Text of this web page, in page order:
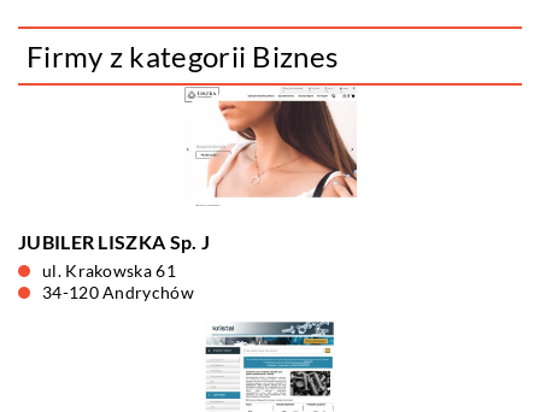
Firmy z kategorii Biznes
JUBILER LISZKA Sp. J
ul. Krakowska 61
34-120 Andrychów